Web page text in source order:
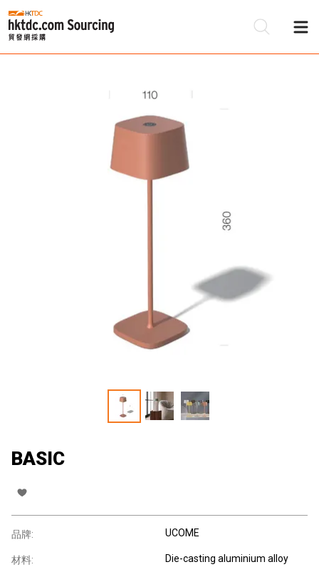
BASIC
品牌: UCOME
材料: Die-casting aluminium alloy